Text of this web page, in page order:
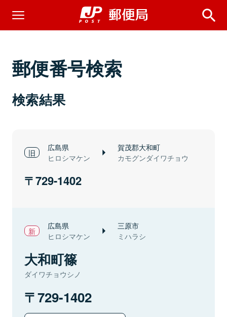
郵便番号検索
検索結果
広島県
ヒロシマケン
賀茂郡大和町
カモグンダイワチョウ
729-1402
広島県
ヒロシマケン
三原市
ミハラシ
大和町篠
ダイワチョウシノ
729-1402